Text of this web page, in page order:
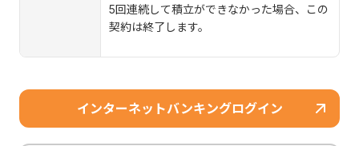
5回連続して積立ができなかった場合、この
契約は終了します。
インターネットバンキングログイン